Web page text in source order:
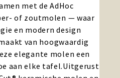
met de AdHoc
of zoutmolen — waar
en modern design
van hoogwaardig
elegante molen een
aan elke tafel.Uitgerust